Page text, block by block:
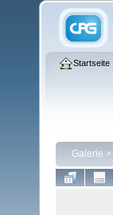
Startseite
Galerie >